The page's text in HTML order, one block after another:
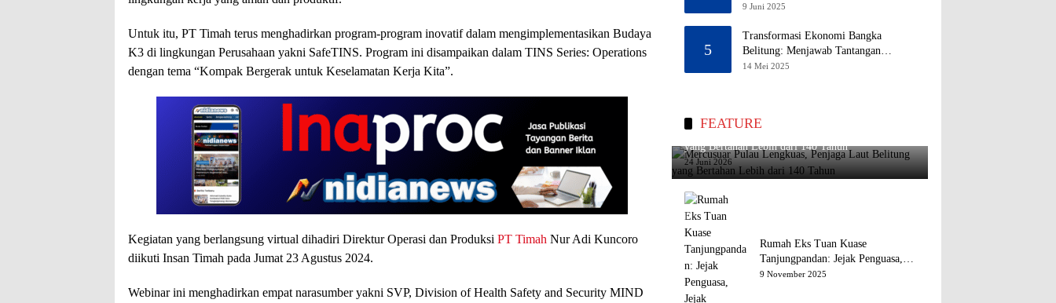
Untuk itu, PT Timah terus menghadirkan program-program inovatif dalam mengimplementasikan Budaya
K3 di lingkungan Perusahaan yakni SafeTINS. Program ini disampaikan dalam TINS Series: Operations
dengan tema “Kompak Bergerak untuk Keselamatan Kerja Kita”.
Kegiatan yang berlangsung virtual dihadiri Direktur Operasi dan Produksi PT Timah Nur Adi Kuncoro
diikuti Insan Timah pada Jumat 23 Agustus 2024.
Webinar ini menghadirkan empat narasumber yakni SVP, Division of Health Safety and Security MIND
Mengeliminasi Sifat Kebinatangan
9 Juni 2025
5
Transformasi Ekonomi Bangka
Belitung: Menjawab Tantangan
Melalui Pengelolaan Sumber Daya
14 Mei 2025
FEATURE
Mercusuar Pulau Lengkuas, Penjaga Laut Belitung
yang Bertahan Lebih dari 140 Tahun
24 Juni 2026
Rumah Eks Tuan Kuase
Tanjungpandan: Jejak Penguasa,
Jejak Kenangan
9 November 2025